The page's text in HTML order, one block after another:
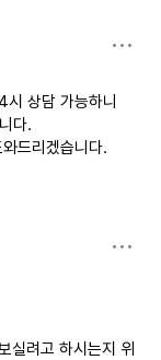
상담 가능하니
다.
드리겠습니다.
실려고 하시는지 위